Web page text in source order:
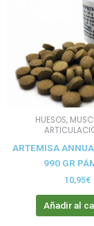
HUESOS,
ARTEMISA
990 GR
10,95€
Añadir al